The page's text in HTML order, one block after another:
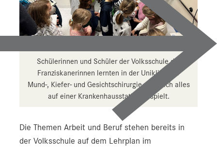
Schülerinnen und Schüler der Volksschule der
Franziskanerinnen lernten in der Uniklinik für
Mund-, Kiefer- und Gesichtschirurgie, was sich alles
auf einer Krankenhausstation abspielt.
Die Themen Arbeit und Beruf stehen bereits in
der Volksschule auf dem Lehrplan im